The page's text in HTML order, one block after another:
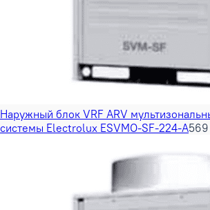
Наружный блок VRF ARV
системы Electrolux ESVMO-SF-224-A